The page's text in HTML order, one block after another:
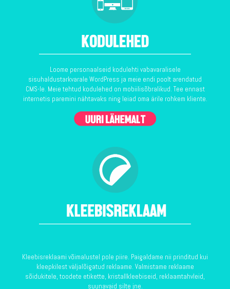
Loome personaalseid kodulehti vabavaralisele
sisuhaldustarkvarale WordPress ja meie endi poolt arendatud
CMS-le. Meie tehtud kodulehed on mobiilisõbralikud. Tee ennast
internetis paremini nähtavaks ning leiad oma ärile rohkem kliente.
Kleebisreklaami võimalustel pole piire. Paigaldame nii prinditud kui
kleepkilest väljalõigatud reklaame. Valmistame reklaame
sõidukitele, toodete etikette, kristallkleebiseid, reklaamtahvleid,
suunavaid silte jne.